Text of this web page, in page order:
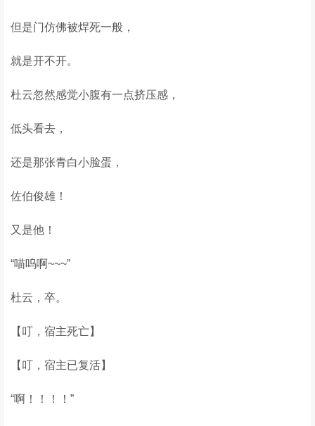
但是门仿佛被焊死一般，
就是开不开。
杜云忽然感觉小腹有一点挤压感，
低头看去，
还是那张青白小脸蛋，
佐伯俊雄！
又是他！
“喵呜啊~~~”
杜云，卒。
【叮，宿主死亡】
【叮，宿主已复活】
“啊！！！！”